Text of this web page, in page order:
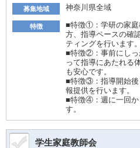
募集地域 神奈川県全域
特徴
■特徴①：学研の家庭
方、指導ペースの確
ティングを行います。
■特徴②：事前にしっ
って指導にあたれる
も安心です。
■特徴③：指導開始後
報提供を行います。
■特徴④：週に一回か
す。
学生家庭教師会